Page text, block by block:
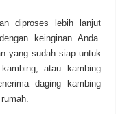
diproses lebih lanjut
keinginan Anda.
yang sudah siap untuk
atau kambing
daging kambing